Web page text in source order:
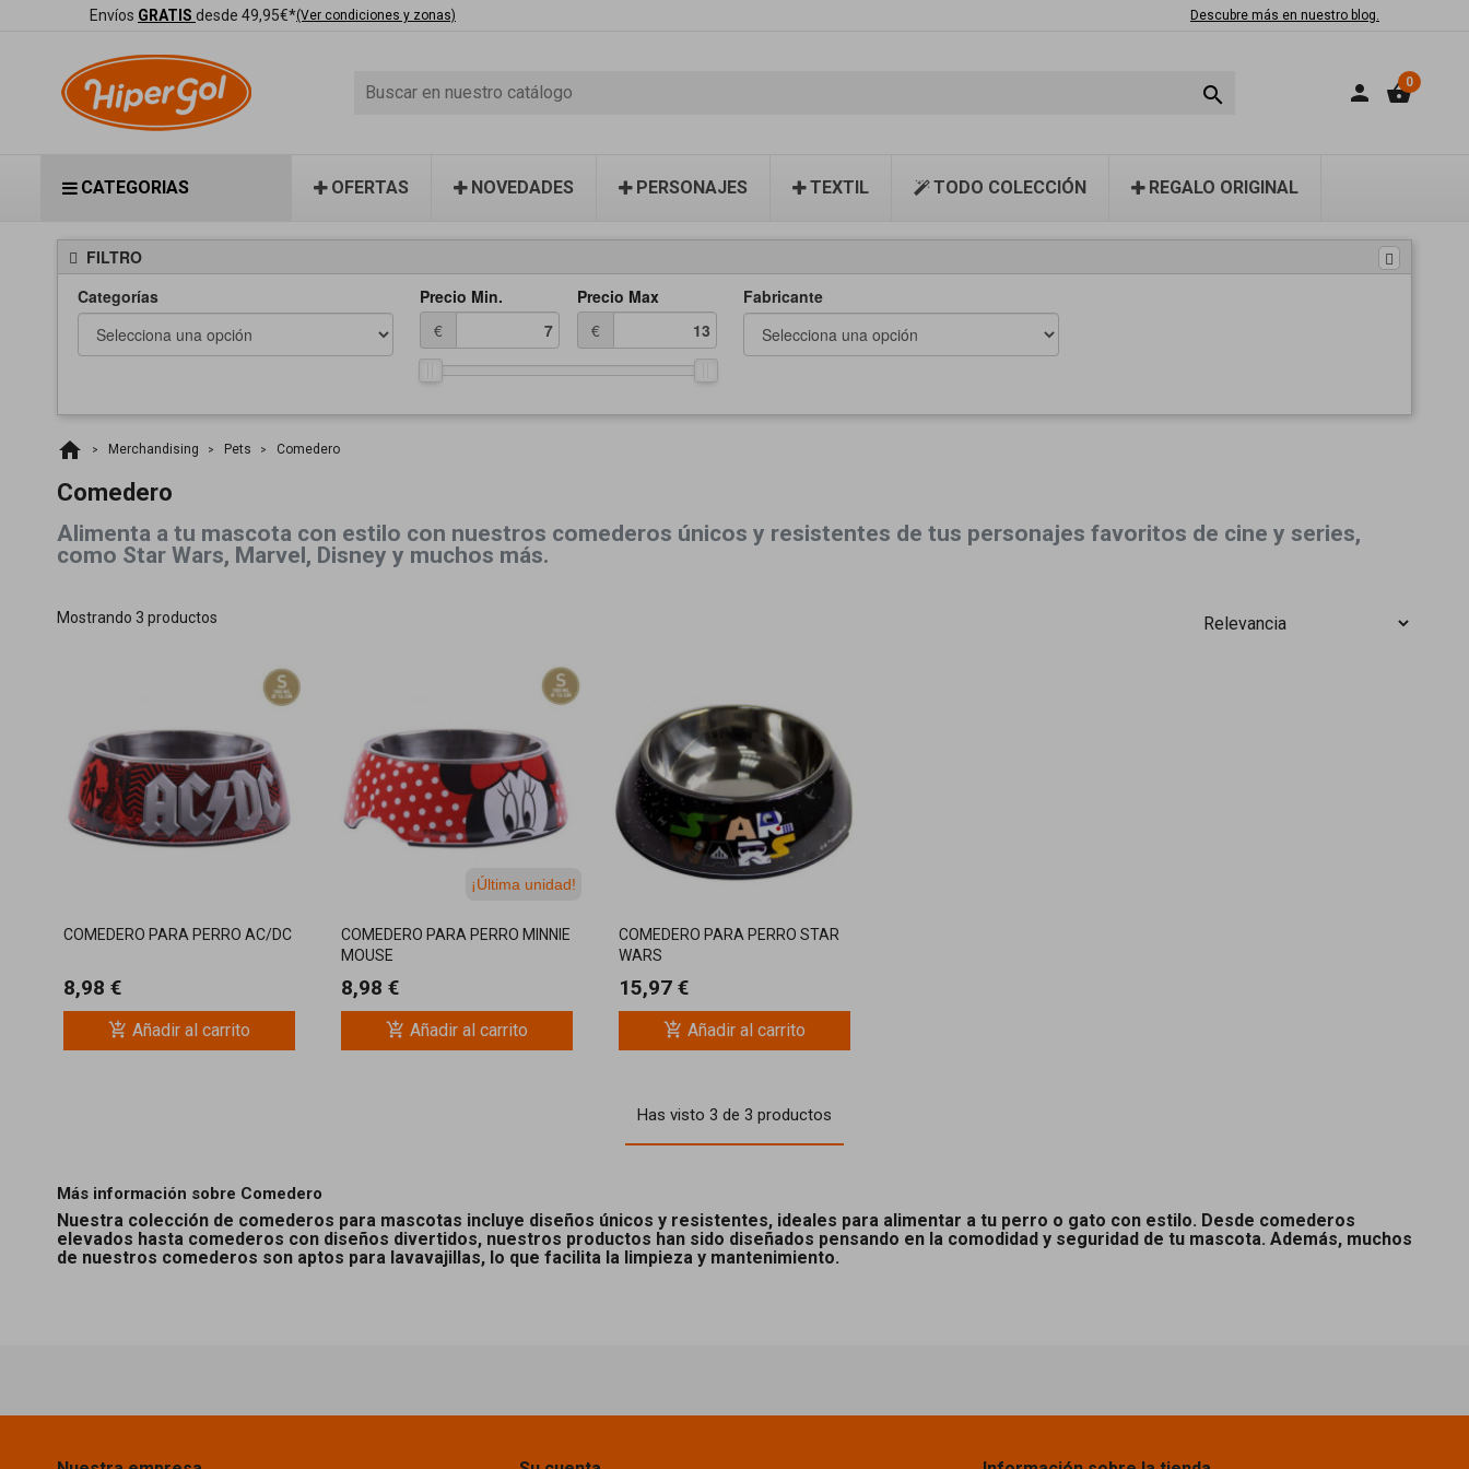
Envíos GRATIS desde 49,95€*(Ver condiciones y zonas) Descubre más en nuestro blog.
 person shopping_basket0
CATEGORIAS OFERTAS NOVEDADES PERSONAJES TEXTIL TODO COLECCIÓN REGALO ORIGINAL
FILTRO
Categorías
Precio Min.
€
Precio Max
€
Fabricante
home Merchandising Pets Comedero
Comedero
Alimenta a tu mascota con estilo con nuestros comederos únicos y resistentes de tus personajes favoritos de cine y series,
como Star Wars, Marvel, Disney y muchos más.
Mostrando 3 productos
COMEDERO PARA PERRO AC/DC
8,98 €
add_shopping_cart Añadir al carrito
¡Última unidad!
COMEDERO PARA PERRO MINNIE
MOUSE
8,98 €
add_shopping_cart Añadir al carrito
COMEDERO PARA PERRO STAR
WARS
15,97 €
add_shopping_cart Añadir al carrito
Has visto 3 de 3 productos
Más información sobre Comedero
Nuestra colección de comederos para mascotas incluye diseños únicos y resistentes, ideales para alimentar a tu perro o gato con estilo. Desde comederos
elevados hasta comederos con diseños divertidos, nuestros productos han sido diseñados pensando en la comodidad y seguridad de tu mascota. Además, muchos
de nuestros comederos son aptos para lavavajillas, lo que facilita la limpieza y mantenimiento.